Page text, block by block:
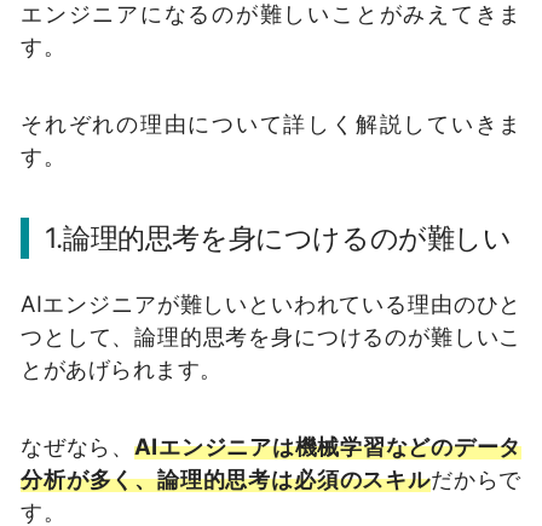
エンジニアになるのが難しいことがみえてきま
す。
それぞれの理由について詳しく解説していきま
す。
1.論理的思考を身につけるのが難しい
AIエンジニアが難しいといわれている理由のひと
つとして、論理的思考を身につけるのが難しいこ
とがあげられます。
なぜなら、 AIエンジニアは機械学習などのデータ
分析が多く、論理的思考は必須のスキルだからで
す。